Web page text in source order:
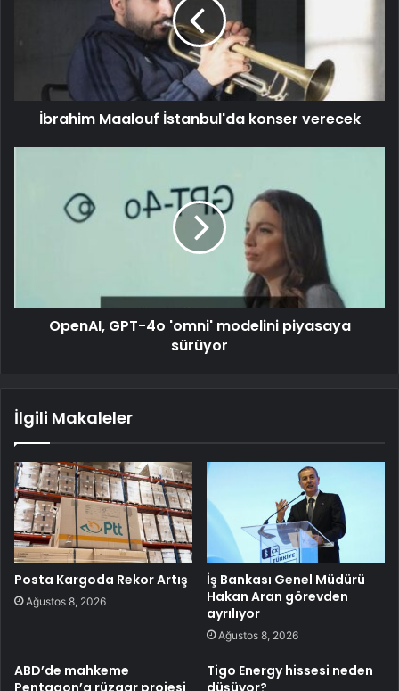
İbrahim Maalouf İstanbul'da konser verecek
OpenAI, GPT-4o 'omni' modelini piyasaya
sürüyor
İlgili Makaleler
Posta Kargoda Rekor Artış
Ağustos 8, 2026
İş Bankası Genel Müdürü
Hakan Aran görevden
ayrılıyor
Ağustos 8, 2026
ABD’de mahkeme
Pentagon’a rüzgar projesi
Tigo Energy hissesi neden
düşüyor?